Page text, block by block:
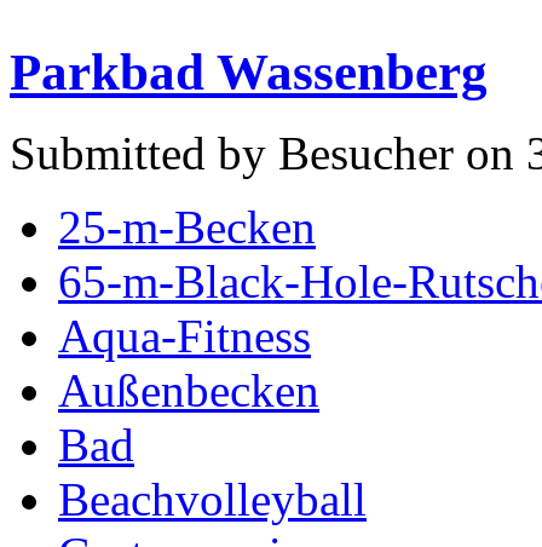
Parkbad Wassenberg
Submitted by Besucher on
25-m-Becken
65-m-Black-Hole-
Aqua-Fitness
Außenbecken
Bad
Beachvolleyball